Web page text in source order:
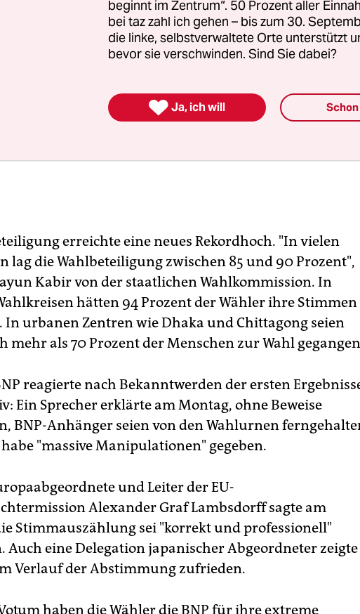
erreichte eine neues Rekordhoch. "In vielen
lag die Wahlbeteiligung zwischen 85 und 90 Prozent",
Kabir von der staatlichen Wahlkommission. In
hätten 94 Prozent der Wähler ihre Stimmen
In urbanen Zentren wie Dhaka und Chittagong seien
mehr als 70 Prozent der Menschen zur Wahl
reagierte nach Bekanntwerden der ersten
Ein Sprecher erklärte am Montag, ohne Beweise
BNP-Anhänger seien von den Wahlurnen
"massive Manipulationen" gegeben.
und Leiter der EU-
Alexander Graf Lambsdorff sagte am
Stimmauszählung sei "korrekt und professionell"
Auch eine Delegation japanischer Abgeordneter zeigte
Verlauf der Abstimmung zufrieden.
haben die Wähler die BNP für ihre extreme
beginnt im Zentrum“. 50 Prozent aller
bei taz zahl ich gehen – bis zum 30.
die linke, selbstverwaltete Orte unterstützt
bevor sie verschwinden. Sind Sie dabei?
 Ja, ich will